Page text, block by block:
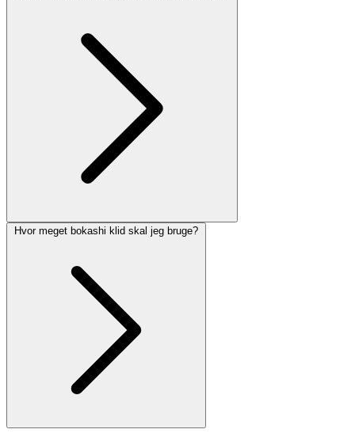
Hvor meget bokashi klid skal jeg bruge?